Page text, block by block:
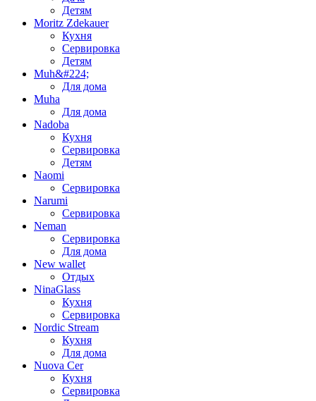
Детям
Moritz Zdekauer
Кухня
Сервировка
Детям
Muh&#224;
Для дома
Muha
Для дома
Nadoba
Кухня
Сервировка
Детям
Naomi
Сервировка
Narumi
Сервировка
Neman
Сервировка
Для дома
New wallet
Отдых
NinaGlass
Кухня
Сервировка
Nordic Stream
Кухня
Для дома
Nuova Cer
Кухня
Сервировка